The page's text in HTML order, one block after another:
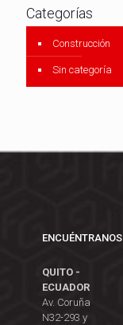
Categorías
Construcción
Sin categoría
ENCUÉNTRANOS
QUITO -
ECUADOR
Av. Coruña
N32-293 y